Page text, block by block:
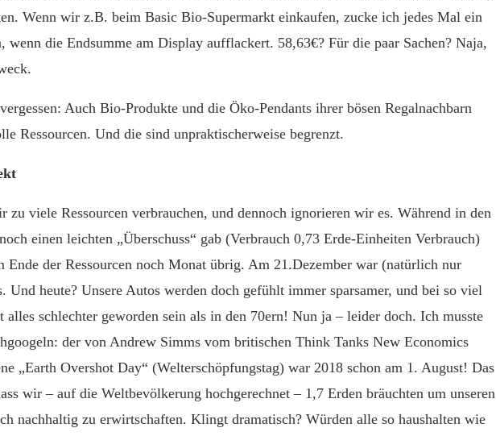
Wenn wir z.B. beim Basic Bio-Supermarkt einkaufen, zucke ich jedes Mal ein
wenn die Endsumme am Display aufflackert. 58,63€? Für die paar Sachen? Naja,
Auch Bio-Produkte und die Öko-Pendants ihrer bösen Regalnachbarn
Ressourcen. Und die sind unpraktischerweise begrenzt.
zu viele Ressourcen verbrauchen, und dennoch ignorieren wir es. Während in den
einen leichten „Überschuss“ gab (Verbrauch 0,73 Erde-Einheiten Verbrauch)
Ende der Ressourcen noch Monat übrig. Am 21.Dezember war (natürlich nur
Und heute? Unsere Autos werden doch gefühlt immer sparsamer, und bei so viel
alles schlechter geworden sein als in den 70ern! Nun ja – leider doch. Ich musste
der von Andrew Simms vom britischen Think Tanks New Economics
„Earth Overshot Day“ (Welterschöpfungstag) war 2018 schon am 1. August! Das
wir – auf die Weltbevölkerung hochgerechnet – 1,7 Erden bräuchten um unseren
nachhaltig zu erwirtschaften. Klingt dramatisch? Würden alle so haushalten wie